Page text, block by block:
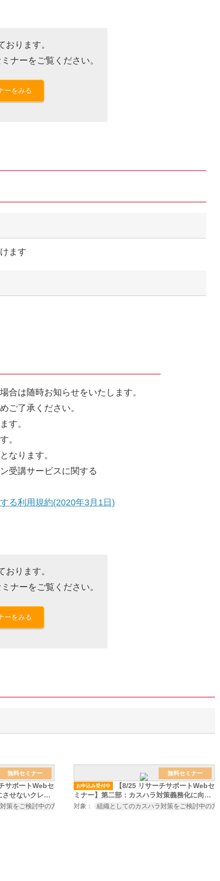
おります。
ナーをご覧ください。
ーをみる
ます
は随時お知らせをいたします。
ご了承ください。
す。
。
なります。
受講サービスに関する
る利用規約(2020年3月1日)
おります。
ナーをご覧ください。
ーをみる
無料セミナー
サポートWebセ
させないクレー
生労働省のカス
策をご検討中の方 カスハラ対策にご興味をお持ちの方（コンプライア
無料セミナー
お申込み受付中
【8/25 リサーチサポートWebセ
ミナー】第二部：カスハラ対策義務化に向け
てやっておくべきこと～厚生労働省のカスハ
対象： 組織としてのカスハラ対策をご検討中の方